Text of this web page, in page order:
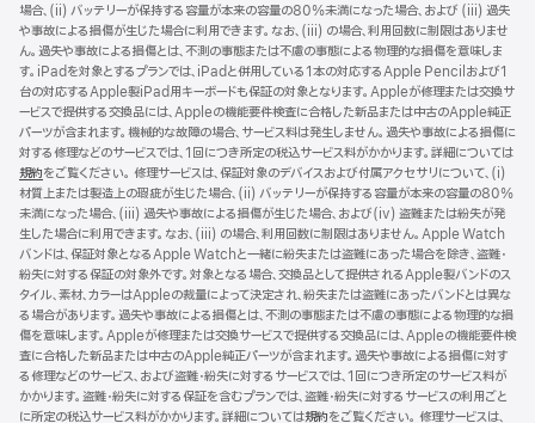
ウ
イ
ン
ド
ウ
で
開
き
ま
す）
場合、(ii) バッテリーが保持する容量が本来の容量の80%未満になった場合、および (iii) 過失
や事故による損傷が生じた場合に利用できます。なお、(iii) の場合、利用回数に制限はありませ
ん。過失や事故による損傷とは、不測の事態または不慮の事態による物理的な損傷を意味しま
す。iPadを対象とするプランでは、iPadと併用している1本の対応するApple Pencilおよび1
台の対応するApple製iPad用キーボードも保証の対象となります。Appleが修理または交換サ
ービスで提供する交換品には、Appleの機能要件検査に合格した新品または中古のApple純正
パーツが含まれます。機械的な故障の場合、サービス料は発生しません。過失や事故による損傷に
対する修理などのサービスでは、1回につき所定の税込サービス料がかかります。詳細については
規約（新
規
ウ
イ
ン
ド
ウ
で
開
き
ま
す）
をご覧ください。 修理サービスは、保証対象のデバイスおよび付属アクセサリについて、(i)
材質上または製造上の瑕疵が生じた場合、(ii) バッテリーが保持する容量が本来の容量の80%
未満になった場合、(iii) 過失や事故による損傷が生じた場合、および(iv) 盗難または紛失が発
生した場合に利用できます。なお、(iii) の場合、利用回数に制限はありません。Apple Watch
バンドは、保証対象となるApple Watchと一緒に紛失または盗難にあった場合を除き、盗難・
紛失に対する保証の対象外です。対象となる場合、交換品として提供されるApple製バンドのス
タイル、素材、カラーはAppleの裁量によって決定され、紛失または盗難にあったバンドとは異な
る場合があります。過失や事故による損傷とは、不測の事態または不慮の事態による物理的な損
傷を意味します。Appleが修理または交換サービスで提供する交換品には、Appleの機能要件検
査に合格した新品または中古のApple純正パーツが含まれます。過失や事故による損傷に対す
る修理などのサービス、および盗難・紛失に対するサービスでは、1回につき所定のサービス料が
かかります。盗難・紛失に対する保証を含むプランでは、盗難・紛失に対するサービスの利用ごと
に所定の税込サービス料がかかります。詳細については規約（新
をご覧ください。 修理サービスは、